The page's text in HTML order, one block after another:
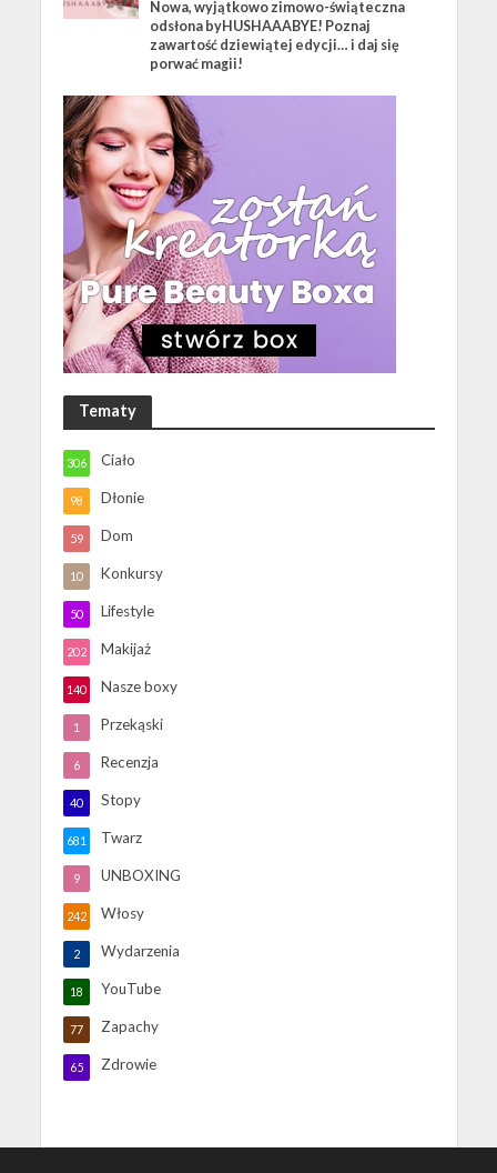
Nowa, wyjątkowo zimowo-świąteczna
odsłona byHUSHAAABYE! Poznaj
zawartość dziewiątej edycji… i daj się
porwać magii!
Tematy
Ciało
306
Dłonie
98
Dom
59
Konkursy
10
Lifestyle
50
Makijaż
202
Nasze boxy
140
Przekąski
1
Recenzja
6
Stopy
40
Twarz
681
UNBOXING
9
Włosy
242
Wydarzenia
2
YouTube
18
Zapachy
77
Zdrowie
65